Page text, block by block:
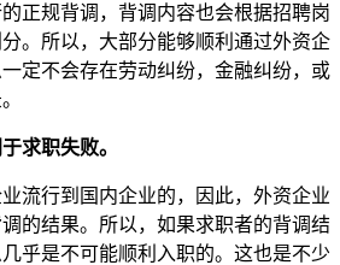
正规背调，背调内容也会根据招聘岗
。所以，大部分能够顺利通过外资企
定不会存在劳动纠纷，金融纠纷，或
求职失败。
流行到国内企业的，因此，外资企业
的结果。所以，如果求职者的背调结
乎是不可能顺利入职的。这也是不少